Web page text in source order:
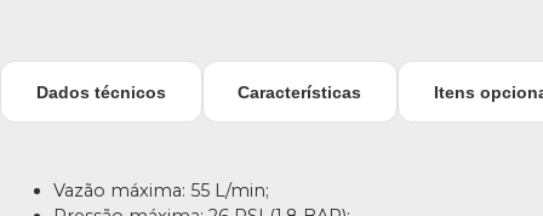
Dados técnicos Características Itens
Vazão máxima: 55 L/min;